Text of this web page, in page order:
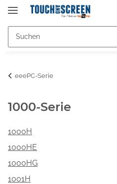
eeePC-Serie
1000-Serie
1000H
1000HE
1000HG
1001H